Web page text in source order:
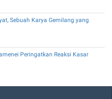
Sebuah Karya Gemilang yang
Peringatkan Reaksi Kasar